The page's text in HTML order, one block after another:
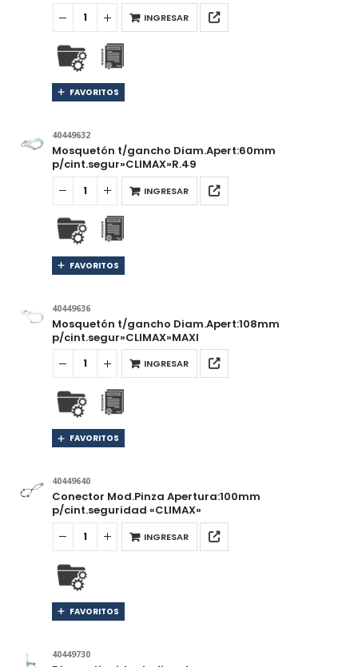
INGRESAR
FAVORITOS
40449632
Mosquetón t/gancho Diam.Apert:60mm
p/cint.segur»CLIMAX»R.49
INGRESAR
FAVORITOS
40449636
Mosquetón t/gancho Diam.Apert:108mm
p/cint.segur»CLIMAX»MAXI
INGRESAR
FAVORITOS
40449640
Conector Mod.Pinza Apertura:100mm
p/cint.seguridad «CLIMAX»
INGRESAR
FAVORITOS
40449730